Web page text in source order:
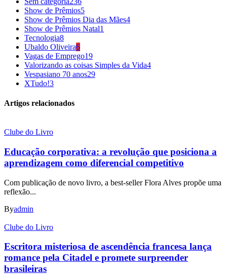
Show de Prêmios5
Show de Prêmios Dia das Mães4
Show de Prêmios Natal1
Tecnologia8
Ubaldo Oliveira6
Vagas de Emprego19
Valorizando as coisas Simples da Vida4
Vespasiano 70 anos29
XTudo!3
Artigos relacionados
Clube do Livro
Educação corporativa: a revolução que posiciona a
aprendizagem como diferencial competitivo
Com publicação de novo livro, a best-seller Flora Alves propõe uma
reflexão...
Byadmin
Clube do Livro
Escritora misteriosa de ascendência francesa lança
romance pela Citadel e promete surpreender
brasileiras